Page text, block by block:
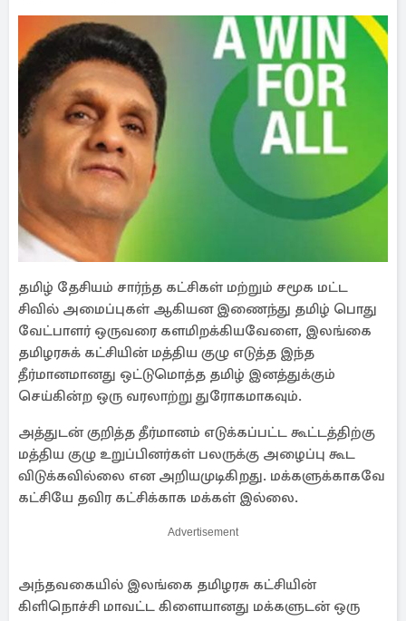
தமிழ் தேசியம் சார்ந்த கட்சிகள் மற்றும் சமூக மட்ட
சிவில் அமைப்புகள் ஆகியன இணைந்து தமிழ் பொது
வேட்பாளர் ஒருவரை களமிறக்கியவேளை, இலங்கை
தமிழரசுக் கட்சியின் மத்திய குழு எடுத்த இந்த
தீர்மானமானது ஒட்டுமொத்த தமிழ் இனத்துக்கும்
செய்கின்ற ஒரு வரலாற்று துரோகமாகவும்.
அத்துடன் குறித்த தீர்மானம் எடுக்கப்பட்ட கூட்டத்திற்கு
மத்திய குழு உறுப்பினர்கள் பலருக்கு அழைப்பு கூட
விடுக்கவில்லை என அறியமுடிகிறது. மக்களுக்காகவே
கட்சியே தவிர கட்சிக்காக மக்கள் இல்லை.
Advertisement
அந்தவகையில் இலங்கை தமிழரசு கட்சியின்
கிளிநொச்சி மாவட்ட கிளையானது மக்களுடன் ஒரு